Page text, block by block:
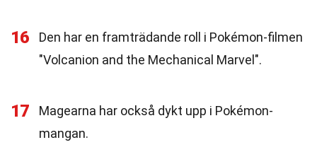
16
Den har en framträdande roll i Pokémon-filmen
"Volcanion and the Mechanical Marvel".
17
Magearna har också dykt upp i Pokémon-
mangan.